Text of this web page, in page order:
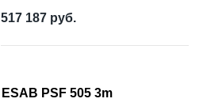
517 187 руб.
ESAB PSF 505 3m